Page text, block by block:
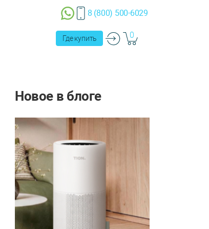
8 (800) 500-6029
Где купить 0
Новое в блоге